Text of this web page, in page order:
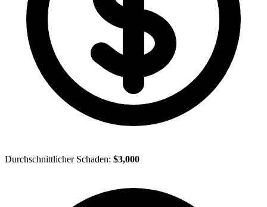
Durchschnittlicher Schaden: $3,000